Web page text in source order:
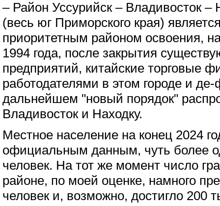
– Район Уссурийск – Владивосток –
(весь юг Приморского края)
приоритетным районом освоения,
1994 года, после закрытия
предприятий, китайские торговые
работодателями в этом городе и
дальнейшем "новый порядок"
Владивосток и Находку.
Местное население на конец 2024
официальным данным, чуть более
человек. На тот же момент число
районе, по моей оценке, намного
человек и, возможно, достигло 200